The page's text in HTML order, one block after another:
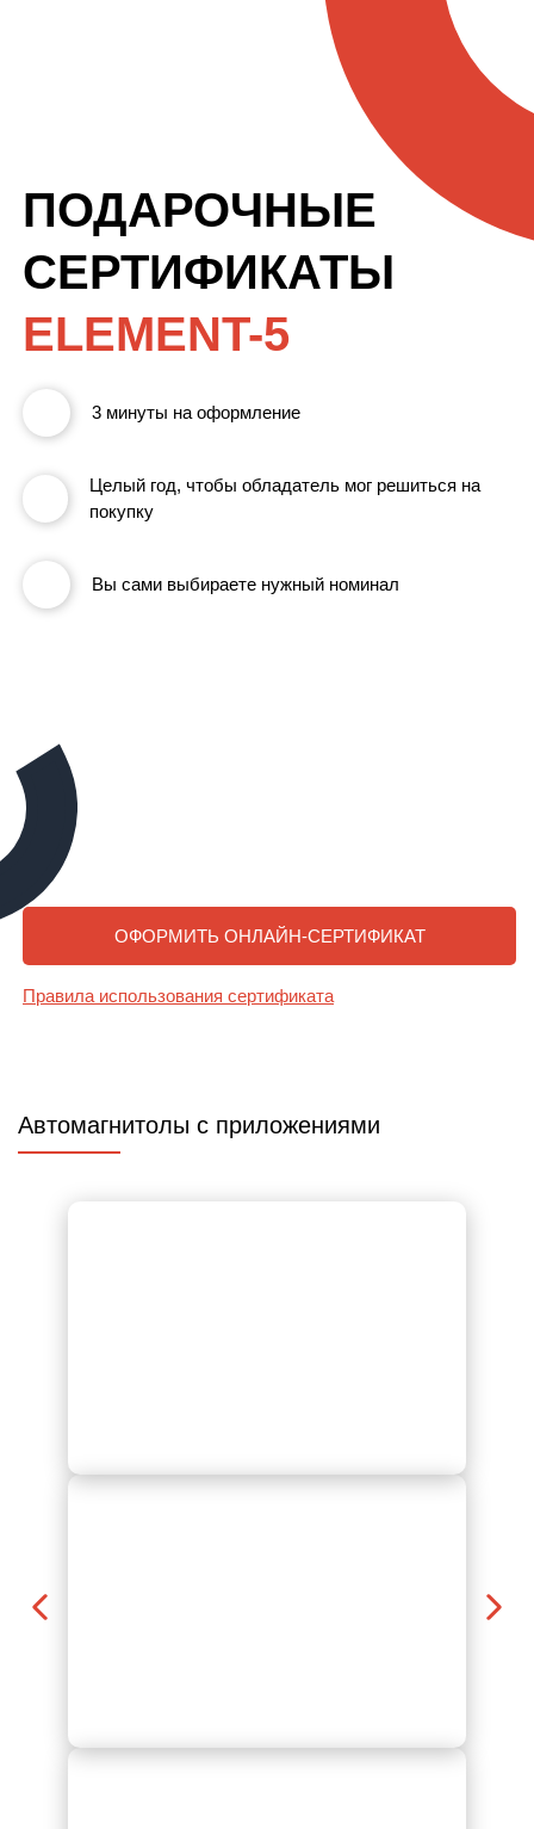
ПОДАРОЧНЫЕ
СЕРТИФИКАТЫ
ELEMENT-5
3 минуты на оформление
Целый год, чтобы обладатель мог решиться на
покупку
Вы сами выбираете нужный номинал
ОФОРМИТЬ ОНЛАЙН-СЕРТИФИКАТ
Правила использования сертификата
Автомагнитолы c приложениями